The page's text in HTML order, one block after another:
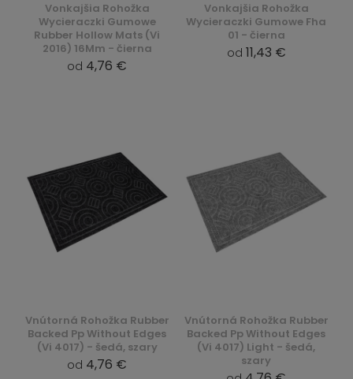
Vonkajšia Rohožka
Wycieraczki Gumowe
Rubber Hollow Mats (Vi
2016) 16Mm - čierna
od 4,76 €
Vonkajšia Rohožka
Wycieraczki Gumowe Fha
01 - čierna
od 11,43 €
Vnútorná Rohožka Rubber
Backed Pp Without Edges
(Vi 4017) - šedá, szary
od 4,76 €
Vnútorná Rohožka Rubber
Backed Pp Without Edges
(Vi 4017) Light - šedá,
szary